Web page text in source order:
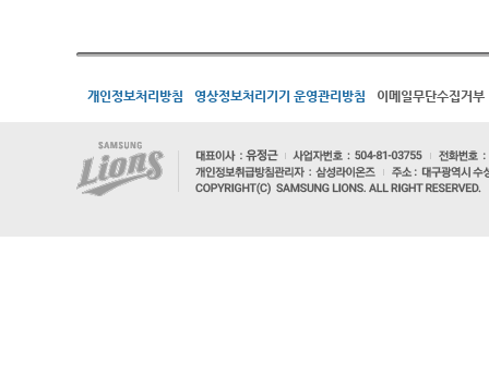
개인정보처리방침 영상정보처리기기 운영관리방침 이메일무단수집거부